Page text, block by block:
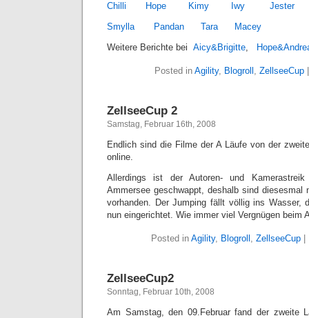
Chilli
Hope Kimy Iwy
Jester
Smylla
Pandan Tara
Macey
Weitere Berichte bei Aicy&Brigitte,
Posted in Agility, Blogroll , ZellseeCup
ZellseeCup 2
Samstag, Februar 16th, 2008
Endlich sind die Filme der A Läufe von der
online.
Allerdings ist der Autoren- und
Ammersee geschwappt, deshalb sind diesesmal
vorhanden. Der Jumping fällt völlig ins Wasser,
nun eingerichtet. Wie immer viel Vergnügen beim
Posted in Agility, Blogroll , ZellseeCup
ZellseeCup2
Sonntag, Februar 10th, 2008
Am Samstag, den 09.Februar fand der zweite